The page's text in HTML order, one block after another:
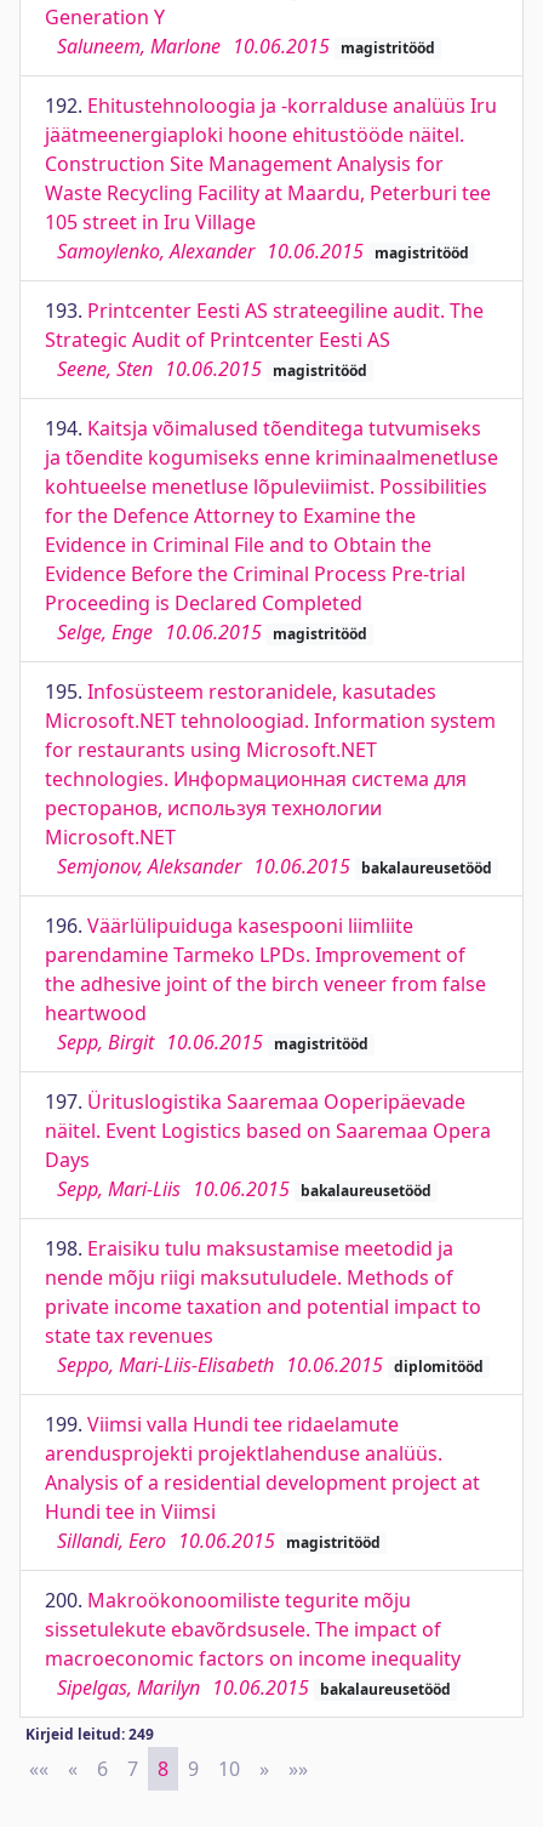
Generation Y
Saluneem, Marlone 10.06.2015 magistritööd
192. Ehitustehnoloogia ja -korralduse analüüs Iru
jäätmeenergiaploki hoone ehitustööde näitel.
Construction Site Management Analysis for
Waste Recycling Facility at Maardu, Peterburi tee
105 street in Iru Village
Samoylenko, Alexander 10.06.2015 magistritööd
193. Printcenter Eesti AS strateegiline audit. The
Strategic Audit of Printcenter Eesti AS
Seene, Sten 10.06.2015 magistritööd
194. Kaitsja võimalused tõenditega tutvumiseks
ja tõendite kogumiseks enne kriminaalmenetluse
kohtueelse menetluse lõpuleviimist. Possibilities
for the Defence Attorney to Examine the
Evidence in Criminal File and to Obtain the
Evidence Before the Criminal Process Pre-trial
Proceeding is Declared Completed
Selge, Enge 10.06.2015 magistritööd
195. Infosüsteem restoranidele, kasutades
Microsoft.NET tehnoloogiad. Information system
for restaurants using Microsoft.NET
technologies. Информационная система для
ресторанов, используя технологии
Microsoft.NET
Semjonov, Aleksander 10.06.2015 bakalaureusetööd
196. Väärlülipuiduga kasespooni liimliite
parendamine Tarmeko LPDs. Improvement of
the adhesive joint of the birch veneer from false
heartwood
Sepp, Birgit 10.06.2015 magistritööd
197. Ürituslogistika Saaremaa Ooperipäevade
näitel. Event Logistics based on Saaremaa Opera
Days
Sepp, Mari-Liis 10.06.2015 bakalaureusetööd
198. Eraisiku tulu maksustamise meetodid ja
nende mõju riigi maksutuludele. Methods of
private income taxation and potential impact to
state tax revenues
Seppo, Mari-Liis-Elisabeth 10.06.2015 diplomitööd
199. Viimsi valla Hundi tee ridaelamute
arendusprojekti projektlahenduse analüüs.
Analysis of a residential development project at
Hundi tee in Viimsi
Sillandi, Eero 10.06.2015 magistritööd
200. Makroökonoomiliste tegurite mõju
sissetulekute ebavõrdsusele. The impact of
macroeconomic factors on income inequality
Sipelgas, Marilyn 10.06.2015 bakalaureusetööd
Kirjeid leitud: 249
«« First
« Previous
6 7 8 9 10 » Next
»»